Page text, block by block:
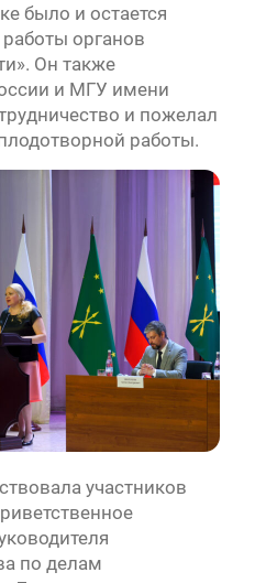
было и остается
органов
Он также
и МГУ имени
и пожелал
работы.
участников
по делам